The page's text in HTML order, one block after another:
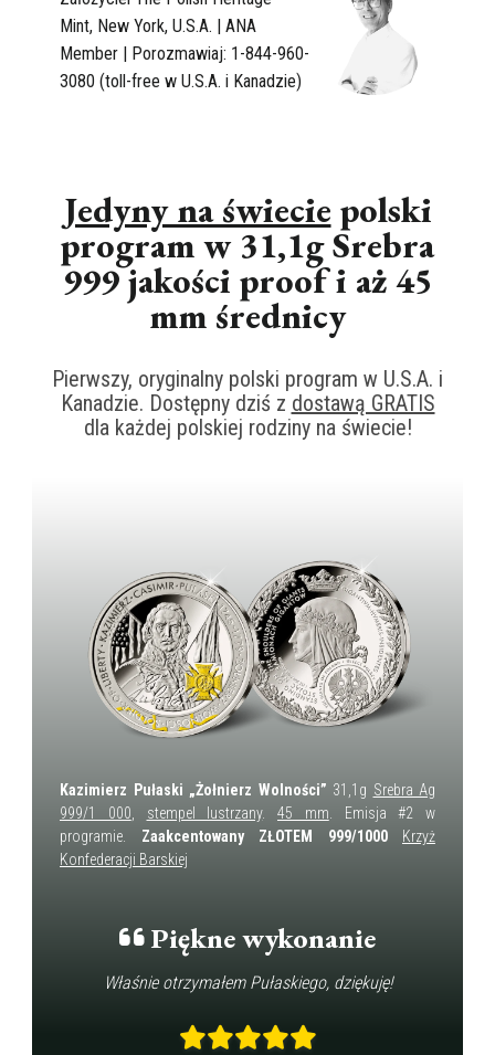
Mint, New York, U.S.A. | ANA
Member | Porozmawiaj: 1-844-960-
3080 (toll-free w U.S.A. i Kanadzie)
Jedyny na świecie polski
program w 31,1g Srebra
999 jakości proof i aż 45
mm średnicy
Pierwszy, oryginalny polski program w U.S.A. i
Kanadzie. Dostępny dziś z dostawą GRATIS
dla każdej polskiej rodziny na świecie!
Kazimierz Pułaski „Żołnierz Wolności” 31,1g Srebra Ag
999/1 000
stempel lustrzany. 45 mm . Emisja #2 w
programie. Zaakcentowany ZŁOTEM 999/1000
Krzyż
Konfederacji Barskiej
Piękne wykonanie
Właśnie otrzymałem Pułaskiego, dziękuję!